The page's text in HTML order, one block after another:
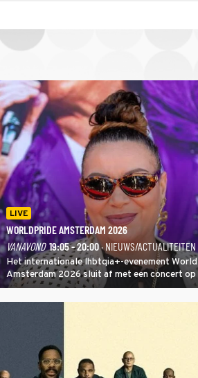
LIVE
WORLDPRIDE AMSTERDAM 2026
VANAVOND 19:05 - 20:00· NIEUWS/ACTUALITEITEN
Het internationale lhbtqia+-evenement
Amsterdam 2026 sluit af met een concert op
Amsterdamse Museumplein. Anita Doth is
optredende artiesten. In de jaren 90